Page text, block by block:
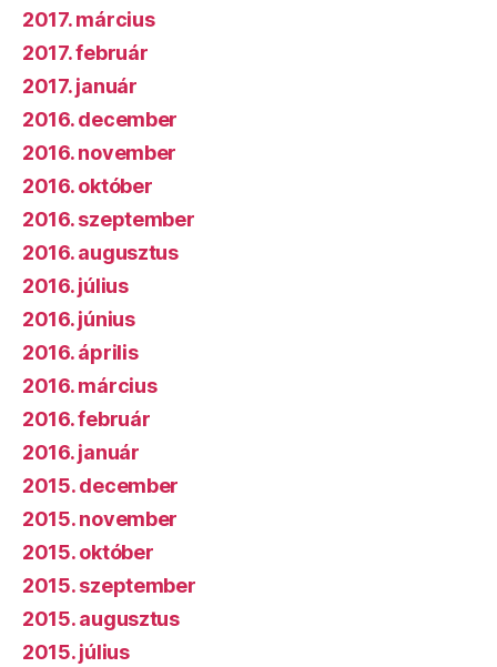
2017. március
2017. február
2017. január
2016. december
2016. november
2016. október
2016. szeptember
2016. augusztus
2016. július
2016. június
2016. április
2016. március
2016. február
2016. január
2015. december
2015. november
2015. október
2015. szeptember
2015. augusztus
2015. július